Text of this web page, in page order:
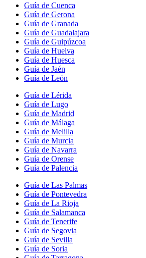
Guía de Cuenca
Guía de Gerona
Guía de Granada
Guía de Guadalajara
Guía de Guipúzcoa
Guía de Huelva
Guía de Huesca
Guía de Jaén
Guía de León
Guía de Lérida
Guía de Lugo
Guía de Madrid
Guía de Málaga
Guía de Melilla
Guía de Murcia
Guía de Navarra
Guía de Orense
Guía de Palencia
Guía de Las Palmas
Guía de Pontevedra
Guía de La Rioja
Guía de Salamanca
Guía de Tenerife
Guía de Segovia
Guía de Sevilla
Guía de Soria